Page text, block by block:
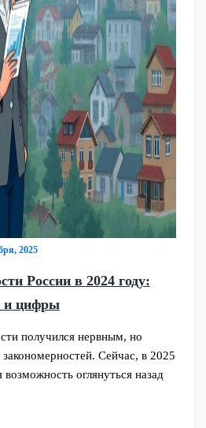
2025
России в 2024 году:
и цифры
получился нервным, но
Сейчас, в 2025
возможность оглянуться назад